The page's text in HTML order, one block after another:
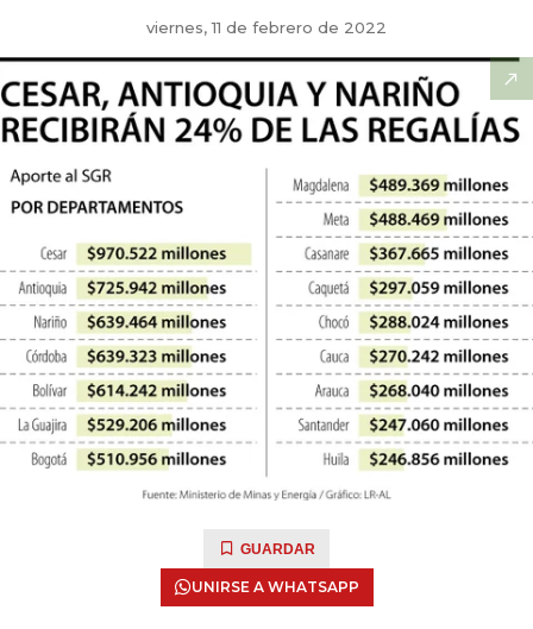
viernes, 11 de febrero de 2022
GUARDAR
UNIRSE A WHATSAPP